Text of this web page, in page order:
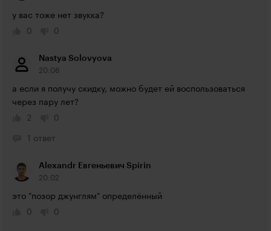
у вас тоже нет звукка?
0
0
Nastya Solovyova
20:06
а если я получу скидку, можно будет ей воспользоваться
через пару лет?
2
0
1 ответ
Alexandr Евгеньевич Spirin
20:02
это "позор джунглям" определённый
0
0